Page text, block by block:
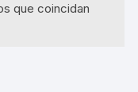
que coincidan